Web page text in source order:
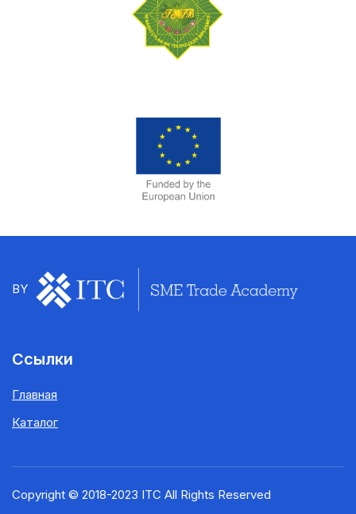
BY
Ссылки
Главная
Каталог
Copyright © 2018-2023 ITC All Rights Reserved